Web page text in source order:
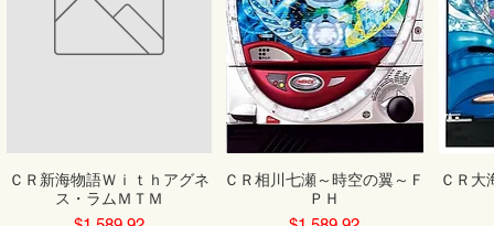
ＣＲ新海物語Ｗｉｔｈアグネ
ス・ラムＭＴＭ
ＣＲ相川七瀬～時空の翼～Ｆ
ＰＨ
ＣＲ大